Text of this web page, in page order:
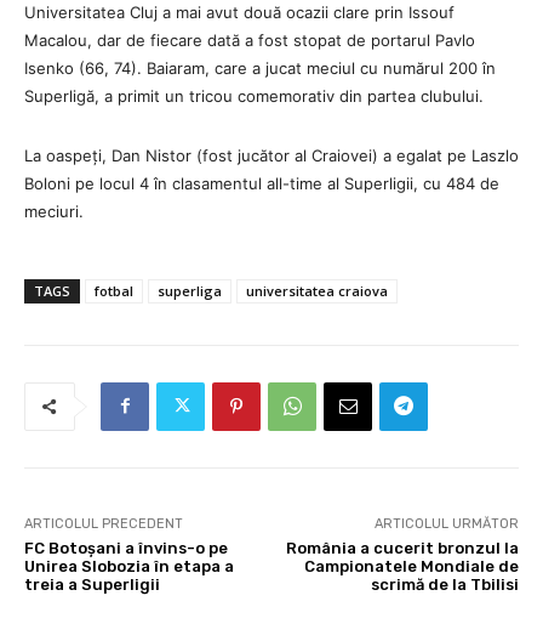
Universitatea Cluj a mai avut două ocazii clare prin Issouf
Macalou, dar de fiecare dată a fost stopat de portarul Pavlo
Isenko (66, 74). Baiaram, care a jucat meciul cu numărul 200 în
Superligă, a primit un tricou comemorativ din partea clubului.
La oaspeți, Dan Nistor (fost jucător al Craiovei) a egalat pe Laszlo
Boloni pe locul 4 în clasamentul all-time al Superligii, cu 484 de
meciuri.
TAGS fotbal superliga universitatea craiova
ARTICOLUL PRECEDENT
FC Botoșani a învins-o pe
Unirea Slobozia în etapa a
treia a Superligii
ARTICOLUL URMĂTOR
România a cucerit bronzul la
Campionatele Mondiale de
scrimă de la Tbilisi